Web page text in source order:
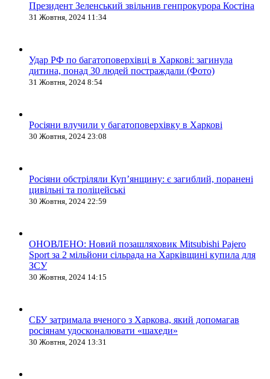
Президент Зеленський звільнив генпрокурора Костіна
31 Жовтня, 2024 11:34
Удар РФ по багатоповерхівці в Харкові: загинула
дитина, понад 30 людей постраждали (Фото)
31 Жовтня, 2024 8:54
Росіяни влучили у багатоповерхівку в Харкові
30 Жовтня, 2024 23:08
Росіяни обстріляли Купʼянщину: є загиблий, поранені
цивільні та поліцейські
30 Жовтня, 2024 22:59
ОНОВЛЕНО: Новий позашляховик Mitsubishi Pajero
Sport за 2 мільйони сільрада на Харківщині купила для
ЗСУ
30 Жовтня, 2024 14:15
СБУ затримала вченого з Харкова, який допомагав
росіянам удосконалювати «шахеди»
30 Жовтня, 2024 13:31